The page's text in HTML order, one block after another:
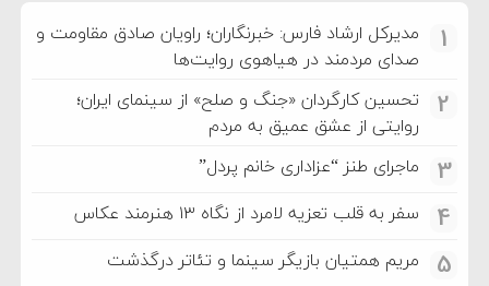
1
مدیرکل ارشاد فارس: خبرنگاران؛ راویان صادق مقاومت و
صدای مردمند در هیاهوی روایت‌ها
2
تحسین کارگردان «جنگ و صلح» از سینمای ایران؛
روایتی از عشق عمیق به مردم
3 ماجرای طنز “عزاداری خانم پردل”
4 سفر به قلب تعزیه لامرد از نگاه ۱۳ هنرمند عکاس
5 مریم همتیان بازیگر سینما و تئاتر درگذشت